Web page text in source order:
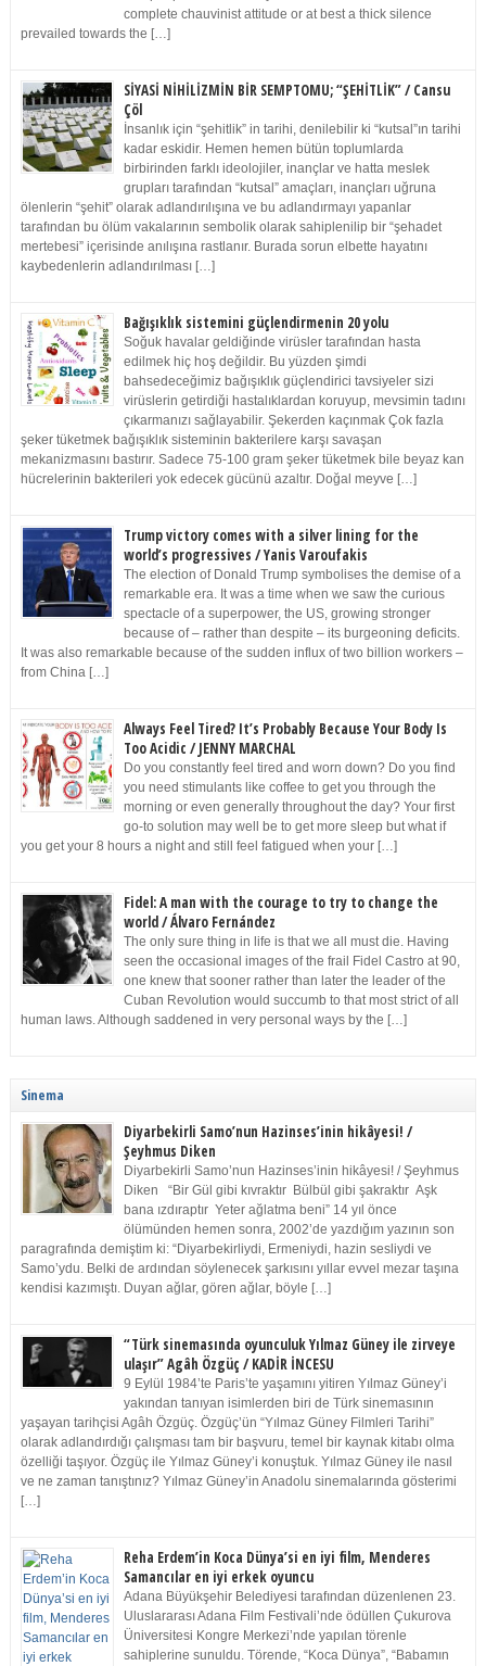
complete chauvinist attitude or at best a thick silence
prevailed towards the […]
SİYASİ NİHİLİZMİN BİR SEMPTOMU; “ŞEHİTLİK” / Cansu
Çöl
İnsanlık için “şehitlik” in tarihi, denilebilir ki “kutsal”ın tarihi
kadar eskidir. Hemen hemen bütün toplumlarda
birbirinden farklı ideolojiler, inançlar ve hatta meslek
grupları tarafından “kutsal” amaçları, inançları uğruna
ölenlerin “şehit” olarak adlandırılışına ve bu adlandırmayı yapanlar
tarafından bu ölüm vakalarının sembolik olarak sahiplenilip bir “şehadet
mertebesi” içerisinde anılışına rastlanır. Burada sorun elbette hayatını
kaybedenlerin adlandırılması […]
Bağışıklık sistemini güçlendirmenin 20 yolu
Soğuk havalar geldiğinde virüsler tarafından hasta
edilmek hiç hoş değildir. Bu yüzden şimdi
bahsedeceğimiz bağışıklık güçlendirici tavsiyeler sizi
virüslerin getirdiği hastalıklardan koruyup, mevsimin tadını
çıkarmanızı sağlayabilir. Şekerden kaçınmak Çok fazla
şeker tüketmek bağışıklık sisteminin bakterilere karşı savaşan
mekanizmasını bastırır. Sadece 75-100 gram şeker tüketmek bile beyaz kan
hücrelerinin bakterileri yok edecek gücünü azaltır. Doğal meyve […]
Trump victory comes with a silver lining for the
world’s progressives / Yanis Varoufakis
The election of Donald Trump symbolises the demise of a
remarkable era. It was a time when we saw the curious
spectacle of a superpower, the US, growing stronger
because of – rather than despite – its burgeoning deficits.
It was also remarkable because of the sudden influx of two billion workers –
from China […]
Always Feel Tired? It’s Probably Because Your Body Is
Too Acidic / JENNY MARCHAL
Do you constantly feel tired and worn down? Do you find
you need stimulants like coffee to get you through the
morning or even generally throughout the day? Your first
go-to solution may well be to get more sleep but what if
you get your 8 hours a night and still feel fatigued when your […]
Fidel: A man with the courage to try to change the
world / Álvaro Fernández
The only sure thing in life is that we all must die. Having
seen the occasional images of the frail Fidel Castro at 90,
one knew that sooner rather than later the leader of the
Cuban Revolution would succumb to that most strict of all
human laws. Although saddened in very personal ways by the […]
Sinema
Diyarbekirli Samo’nun Hazinses’inin hikâyesi! /
Şeyhmus Diken
Diyarbekirli Samo’nun Hazinses’inin hikâyesi! / Şeyhmus
Diken “Bir Gül gibi kıvraktır Bülbül gibi şakraktır Aşk
bana ızdıraptır Yeter ağlatma beni” 14 yıl önce
ölümünden hemen sonra, 2002’de yazdığım yazının son
paragrafında demiştim ki: “Diyarbekirliydi, Ermeniydi, hazin sesliydi ve
Samo’ydu. Belki de ardından söylenecek şarkısını yıllar evvel mezar taşına
kendisi kazımıştı. Duyan ağlar, gören ağlar, böyle […]
“Türk sinemasında oyunculuk Yılmaz Güney ile zirveye
ulaşır” Agâh Özgüç / KADİR İNCESU
9 Eylül 1984’te Paris’te yaşamını yitiren Yılmaz Güney’i
yakından tanıyan isimlerden biri de Türk sinemasının
yaşayan tarihçisi Agâh Özgüç. Özgüç’ün “Yılmaz Güney Filmleri Tarihi”
olarak adlandırdığı çalışması tam bir başvuru, temel bir kaynak kitabı olma
özelliği taşıyor. Özgüç ile Yılmaz Güney’i konuştuk. Yılmaz Güney ile nasıl
ve ne zaman tanıştınız? Yılmaz Güney’in Anadolu sinemalarında gösterimi
[…]
Reha Erdem’in Koca Dünya’si en iyi film, Menderes
Samancılar en iyi erkek oyuncu
Adana Büyükşehir Belediyesi tarafından düzenlenen 23.
Uluslararası Adana Film Festivali’nde ödüllen Çukurova
Üniversitesi Kongre Merkezi’nde yapılan törenle
sahiplerine sunuldu. Törende, “Koca Dünya”, “Babamın